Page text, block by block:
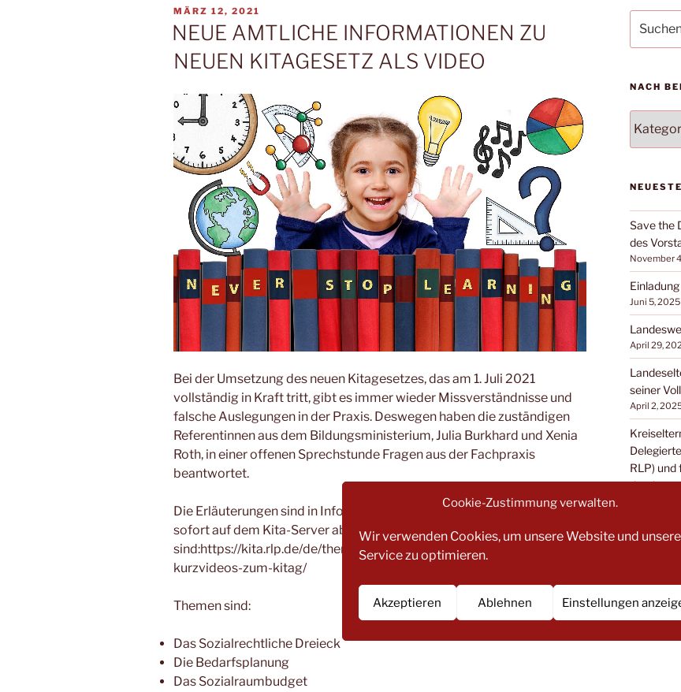
Cookie-Zustimmung verwalten.
Wir verwenden Cookies, um unsere Website und
Service zu optimieren.
Akzeptieren Ablehnen Einstellungen
VERÖFFENTLICHT
AM
MÄRZ 12, 2021
NEUE AMTLICHE INFORMATIONEN ZU
NEUEN KITAGESETZ ALS VIDEO
Bei der Umsetzung des neuen Kitagesetzes, das am 1. Juli 2021
vollständig in Kraft tritt, gibt es immer wieder Missverständnisse und
falsche Auslegungen in der Praxis. Deswegen haben die zuständigen
Referentinnen aus dem Bildungsministerium, Julia Burkhard und Xenia
Roth, in einer offenen Sprechstunde Fragen aus der Fachpraxis
beantwortet.
Die Erläuterungen sind in Informationsvideos dokumentiert, die ab
sofort auf dem Kita-Server abrufbar
sind:https://kita.rlp.de/de/themen/kita-gesetz/erlaeuternde-
kurzvideos-zum-kitag/
Themen sind:
Das Sozialrechtliche Dreieck
Die Bedarfsplanung
Das Sozialraumbudget
nach:
NACH
FILTERN:
Save the
des
November
Juni 5, 2025
April 29,
seiner
April 2,
RLP)
durch
Dezember